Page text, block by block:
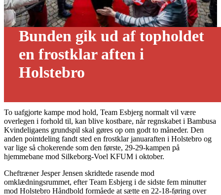
Bunden gik ud af topholdet
en frostklar aften i
Holstebro
To uafgjorte kampe mod hold, Team Esbjerg normalt vil være
overlegen i forhold til, kan blive kostbare, når regnskabet i Bambusa
Kvindeligaens grundspil skal gøres op om godt to måneder. Den
anden pointdeling fandt sted en frostklar januaraften i Holstebro og
var lige så chokerende som den første, 29-29-kampen på
hjemmebane mod Silkeborg-Voel KFUM i oktober.
Cheftræner Jesper Jensen skridtede rasende mod
omklædningsrummet, efter Team Esbjerg i de sidste fem minutter
mod Holstebro Håndbold formåede at sætte en 22-18-føring over